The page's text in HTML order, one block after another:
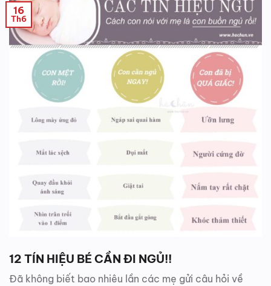
16
Th6
12 TÍN HIỆU BÉ CẦN ĐI NGỦ!!
Đã không biết bao nhiêu lần các mẹ gửi câu hỏi về